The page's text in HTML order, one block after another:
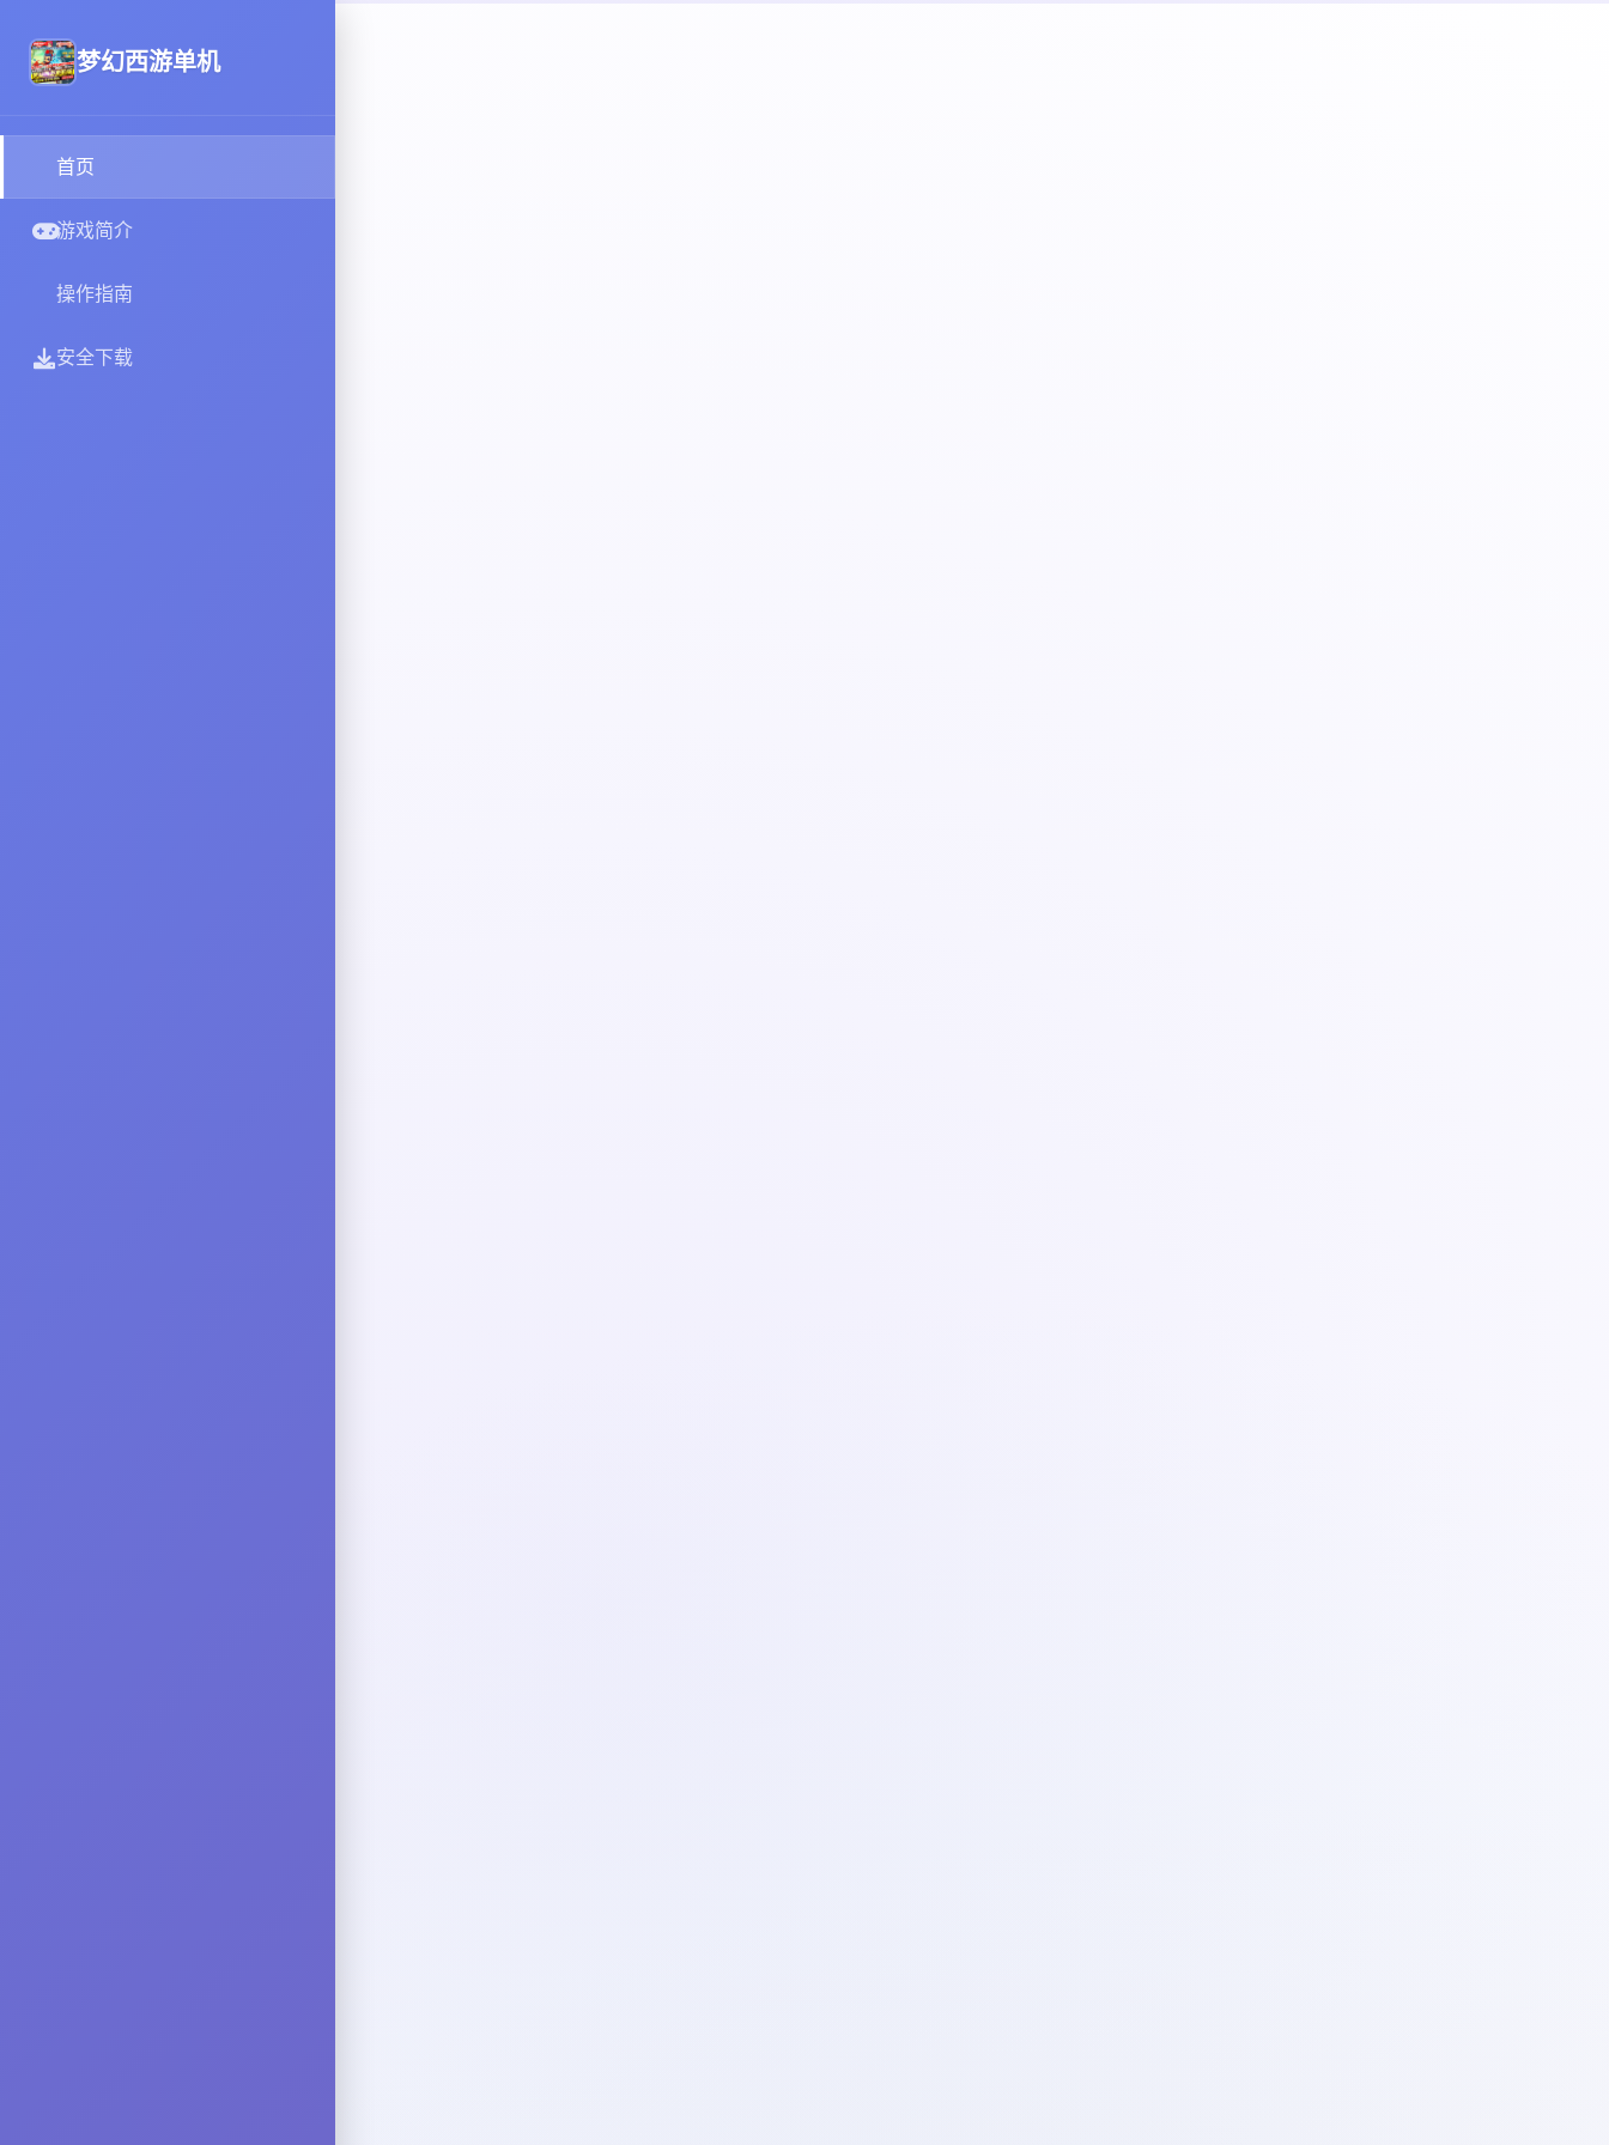
梦幻西游单机
首页
游戏简介
操作指南
安全下载